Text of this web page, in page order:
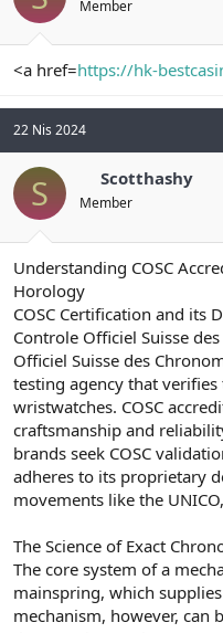
Member
<a href=https://hk-
22 Nis 2024
S Scotthashy
Member
Understanding COSC
Horology
COSC Certification and its
Controle Officiel Suisse
Officiel Suisse des
testing agency that verifies
wristwatches. COSC
craftsmanship and
brands seek COSC
adheres to its proprietary
movements like the
The Science of Exact
The core system of a
mainspring, which
mechanism, however, can